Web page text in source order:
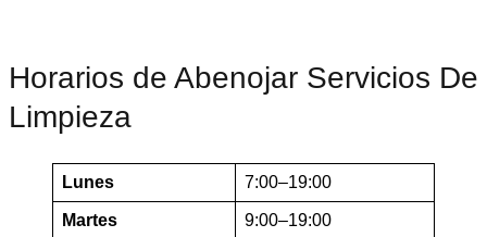
Horarios de Abenojar Servicios De
Limpieza
Lunes 7:00–19:00
Martes 9:00–19:00